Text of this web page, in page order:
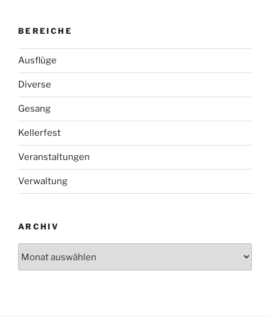
BEREICHE
Ausflüge
Diverse
Gesang
Kellerfest
Veranstaltungen
Verwaltung
ARCHIV